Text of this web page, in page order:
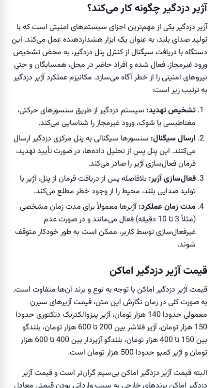
آژیر دزدگیر چگونه کار می‌کند؟
آژیر دزدگیر یکی از مهم‌ترین اجزای سیستم‌های امنیتی است که با
تولید صدای بلند، به عنوان یک ابزار هشداردهنده عمل می‌کند. این
دستگاه با دریافت سیگنال از کنترل پنل دزدگیر، به محض تشخیص
ورود غیرمجاز، فعال شده و افراد حاضر در محل، همسایگان و حتی
نیروهای امنیتی را از خطر آگاه می‌سازد. مکانیزم عملکرد آژیر دزدگیر
به ترتیب زیر است:
تشخیص تهدید: سیستم دزدگیر از طریق سنسورهای حرکتی،
مغناطیسی یا شوک، ورود غیرمجاز را شناسایی می‌کند.
ارسال سیگنال: سنسورها سیگنالی به پنل مرکزی دزدگیر ارسال
می‌کنند. این پنل پس از تحلیل داده‌ها، در صورت تأیید تهدید،
فرمان فعال‌سازی آژیر را صادر می‌کند.
فعال‌سازی آژیر: بلافاصله پس از دریافت فرمان از پنل، آژیر با
تولید صدایی بلند، محیط را از وجود خطر مطلع می‌کند.
مدت زمان عملکرد:آژیرها معمولاً برای مدت زمان مشخصی
(مثلاً 3 تا 10 دقیقه) فعال می‌مانند و در صورت عدم
غیرفعال‌سازی توسط کاربر، ممکن است به طور خودکار متوقف
شوند.
قیمت آژیر دزدگیر اماکن
قیمت آژیر‌ دزدگیر اماکن با توجه به نوع و برند آن‌ها متفاوت است.
به صورت کلی در زمان نگارش این متن، قیمت آژیر‌های سیرن
معمولی حدودا 140 هزار تومان، آژیر پیزوالکتریک دتکتوری حدودا
150 هزار تومان، آژیر فلاشر بین 200 تا 600 هزار تومان، بلندگو
بین 150 تا 400 هزار تومان، بلندگو آژیر‌دار بین 400 تا 600 هزار
تومان و آژیر کمبو حدودا 500 هزار تومان است.
البته قیمت آژیر‌ دزدگیر اماکن بی‌سیم گران‌تر است و قیمت آژیر